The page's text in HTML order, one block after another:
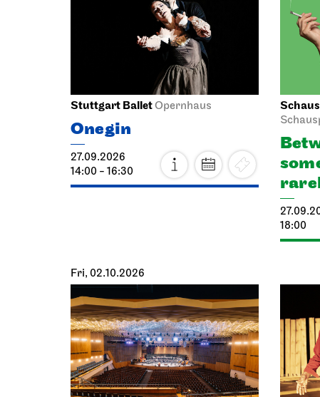
Stuttgart BalletOpernhaus
Onegin
27.09.2026
14:00 - 16:30
18:00
Fri, 02.10.2026